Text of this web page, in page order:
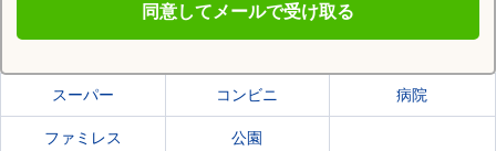
同意してメールで受け取る
静岡市葵区の施設一覧
スーパー コンビニ 病院
ファミレス 公園